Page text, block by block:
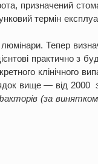
призначений
термін
Тепер
практично з
клінічного
вище — від
факторів (за